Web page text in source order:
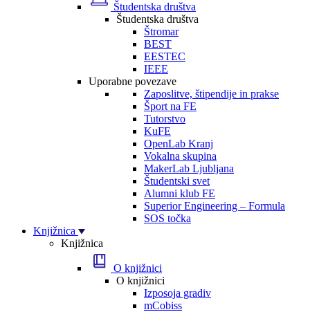
Študentska društva
Študentska društva
Štromar
BEST
EESTEC
IEEE
Uporabne povezave
Zaposlitve, štipendije in prakse
Šport na FE
Tutorstvo
KuFE
OpenLab Kranj
Vokalna skupina
MakerLab Ljubljana
Študentski svet
Alumni klub FE
Superior Engineering – Formula
SOS točka
Knjižnica
Knjižnica
O knjižnici
O knjižnici
Izposoja gradiv
mCobiss